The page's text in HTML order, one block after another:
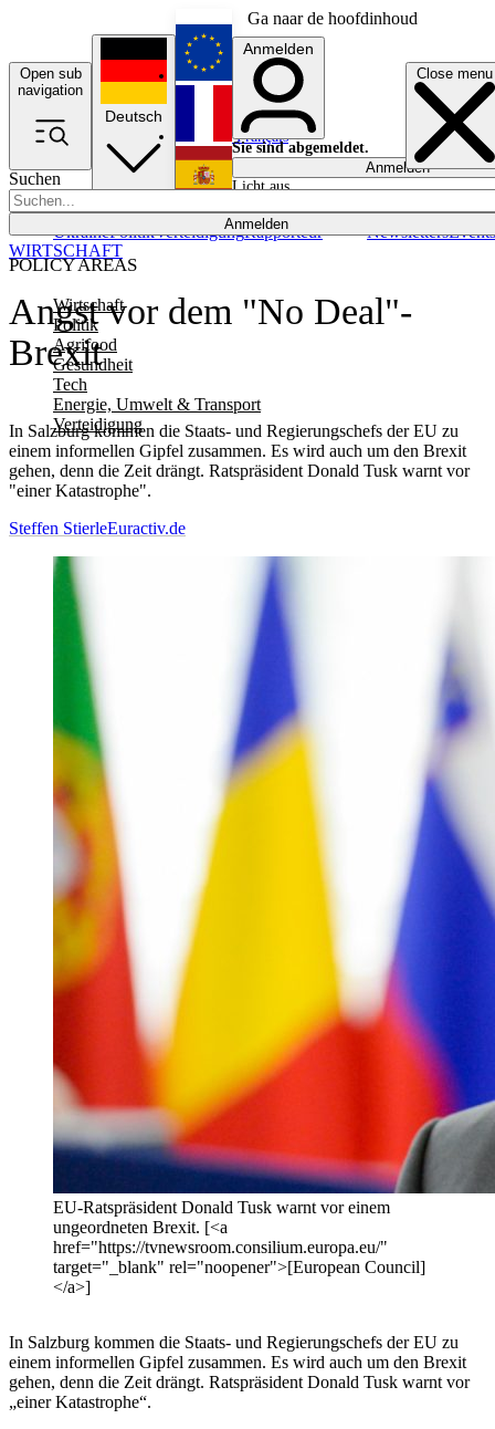
Ga naar de hoofdinhoud
Open sub
navigation
Close menu
Suchen
Anmelden
POLICY AREAS
Wirtschaft
Politik
Agrifood
Gesundheit
Tech
Energie, Umwelt & Transport
Verteidigung
UkrainePolitikVerteidigungRapporteur NewslettersEvents
Deutsch
English
Français
Anmelden
Sie sind abgemeldet.
Anmelden
Licht aus
Angst vor dem "No Deal"-
Brexit
In Salzburg kommen die Staats- und Regierungschefs der EU zu
einem informellen Gipfel zusammen. Es wird auch um den Brexit
gehen, denn die Zeit drängt. Ratspräsident Donald Tusk warnt vor
"einer Katastrophe".
WIRTSCHAFT
Steffen StierleEuractiv.de
EU-Ratspräsident Donald Tusk warnt vor einem
ungeordneten Brexit. [<a
href="https://tvnewsroom.consilium.europa.eu/"
target="_blank" rel="noopener">[European Council]
</a>]
In Salzburg kommen die Staats- und Regierungschefs der EU zu
einem informellen Gipfel zusammen. Es wird auch um den Brexit
gehen, denn die Zeit drängt. Ratspräsident Donald Tusk warnt vor
„einer Katastrophe“.